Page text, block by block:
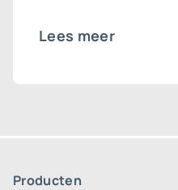
Lees meer
Producten